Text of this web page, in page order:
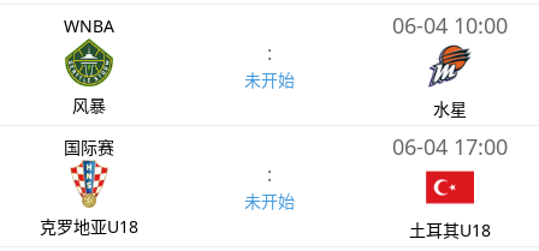
WNBA
风暴
:
未开始
06-04 10:00
水星
国际赛
克罗地亚U18
:
未开始
06-04 17:00
土耳其U18